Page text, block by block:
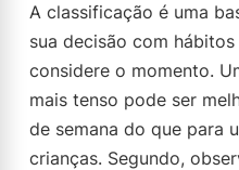
A classificação é uma
sua decisão com
considere o momento.
mais tenso pode ser
de semana do que para
crianças. Segundo,